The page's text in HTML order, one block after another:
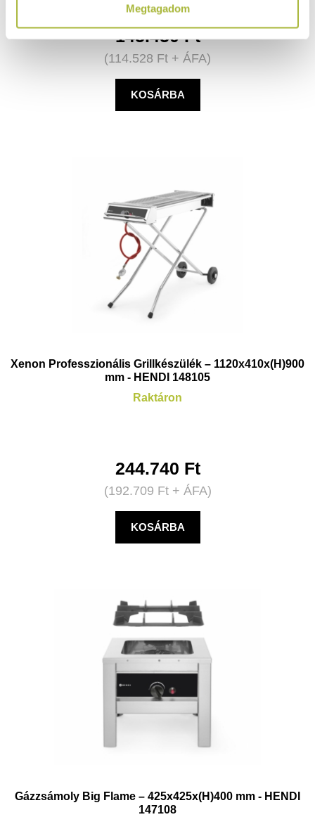
Megtagadom
145.450Ft
(114.528 Ft + ÁFA)
KOSÁRBA
Xenon Professzionális Grillkészülék – 1120x410x(H)900
mm - HENDI 148105
Raktáron
244.740 Ft
(192.709 Ft+ ÁFA)
KOSÁRBA
Gázzsámoly Big Flame – 425x425x(H)400 mm - HENDI
147108